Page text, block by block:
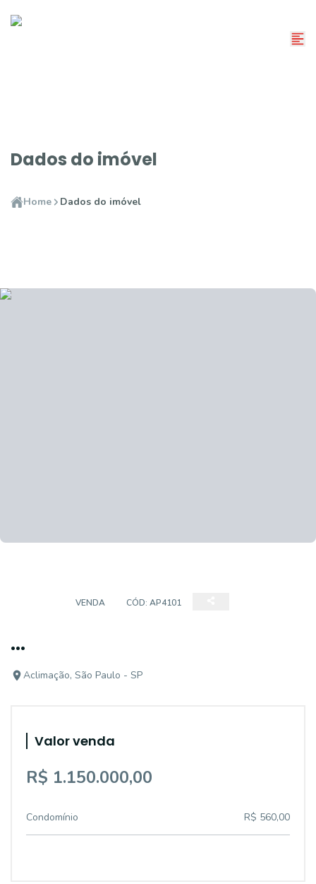
Dados do imóvel
Home Dados do imóvel
VENDA CÓD: AP4101
...
Aclimação, São Paulo - SP
Valor venda
R$ 1.150.000,00
Condomínio R$ 560,00